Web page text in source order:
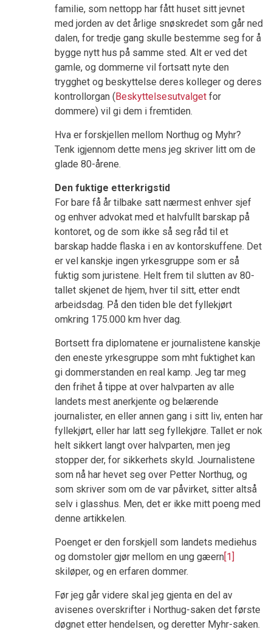
familie, som nettopp har fått huset sitt jevnet
med jorden av det årlige snøskredet som går ned
dalen, for tredje gang skulle bestemme seg for å
bygge nytt hus på samme sted. Alt er ved det
gamle, og dommerne vil fortsatt nyte den
trygghet og beskyttelse deres kolleger og deres
kontrollorgan (Beskyttelsesutvalget for
dommere) vil gi dem i fremtiden.
Hva er forskjellen mellom Northug og Myhr?
Tenk igjennom dette mens jeg skriver litt om de
glade 80-årene.
Den fuktige etterkrigstid
For bare få år tilbake satt nærmest enhver sjef
og enhver advokat med et halvfullt barskap på
kontoret, og de som ikke så seg råd til et
barskap hadde flaska i en av kontorskuffene. Det
er vel kanskje ingen yrkesgruppe som er så
fuktig som juristene. Helt frem til slutten av 80-
tallet skjenet de hjem, hver til sitt, etter endt
arbeidsdag. På den tiden ble det fyllekjørt
omkring 175.000 km hver dag.
Bortsett fra diplomatene er journalistene kanskje
den eneste yrkesgruppe som mht fuktighet kan
gi dommerstanden en real kamp. Jeg tar meg
den frihet å tippe at over halvparten av alle
landets mest anerkjente og belærende
journalister, en eller annen gang i sitt liv, enten har
fyllekjørt, eller har latt seg fyllekjøre. Tallet er nok
helt sikkert langt over halvparten, men jeg
stopper der, for sikkerhets skyld. Journalistene
som nå har hevet seg over Petter Northug, og
som skriver som om de var påvirket, sitter altså
selv i glasshus. Men, det er ikke mitt poeng med
denne artikkelen.
Poenget er den forskjell som landets mediehus
og domstoler gjør mellom en ung gæern[1]
skiløper, og en erfaren dommer.
Før jeg går videre skal jeg gjenta en del av
avisenes overskrifter i Northug-saken det første
døgnet etter hendelsen, og deretter Myhr-saken.